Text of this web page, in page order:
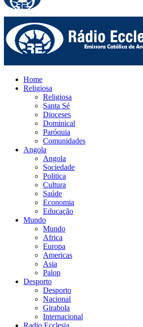
Home
Religiosa
Religiosa
Santa Sé
Dioceses
Dominical
Paróquia
Comunidades
Angola
Angola
Sociedade
Politica
Cultura
Saúde
Economia
Educação
Mundo
Mundo
Africa
Europa
Americas
Asia
Palop
Desporto
Desporto
Nacional
Girabola
Internacional
Radio Ecclesia